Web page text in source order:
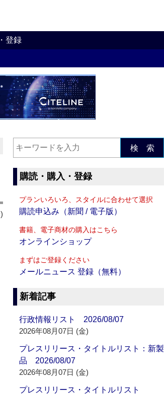
登録
検 索
購読・購入・登録
プランいろいろ、スタイルに合わせて選択
購読申込み（新聞 / 電子版）
書籍、電子商材の購入はこちら
オンラインショップ
まずはご登録ください
メールニュース 登録（無料）
新着記事
行政情報リスト 2026/08/07
2026年08月07日 (金)
プレスリリース・タイトルリスト：新製
品 2026/08/07
2026年08月07日 (金)
プレスリリース・タイトルリスト